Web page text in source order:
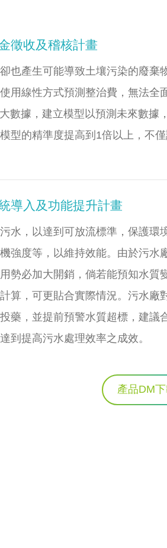
徵收及稽核計畫
也產生可能導致土壤污染的廢
用線性方式預測整治費，無法
數據，建立模型以預測未來數
型的精準度提高到1倍以上，不
導入及功能提升計畫
水，以達到可放流標準，保護
強度等，以維持效能。由於污
勢必加大開銷，倘若能預知水
算，可更貼合實際情況。污水
藥，並提前預警水質超標，建議
到提高污水處理效率之成效。
產品DM